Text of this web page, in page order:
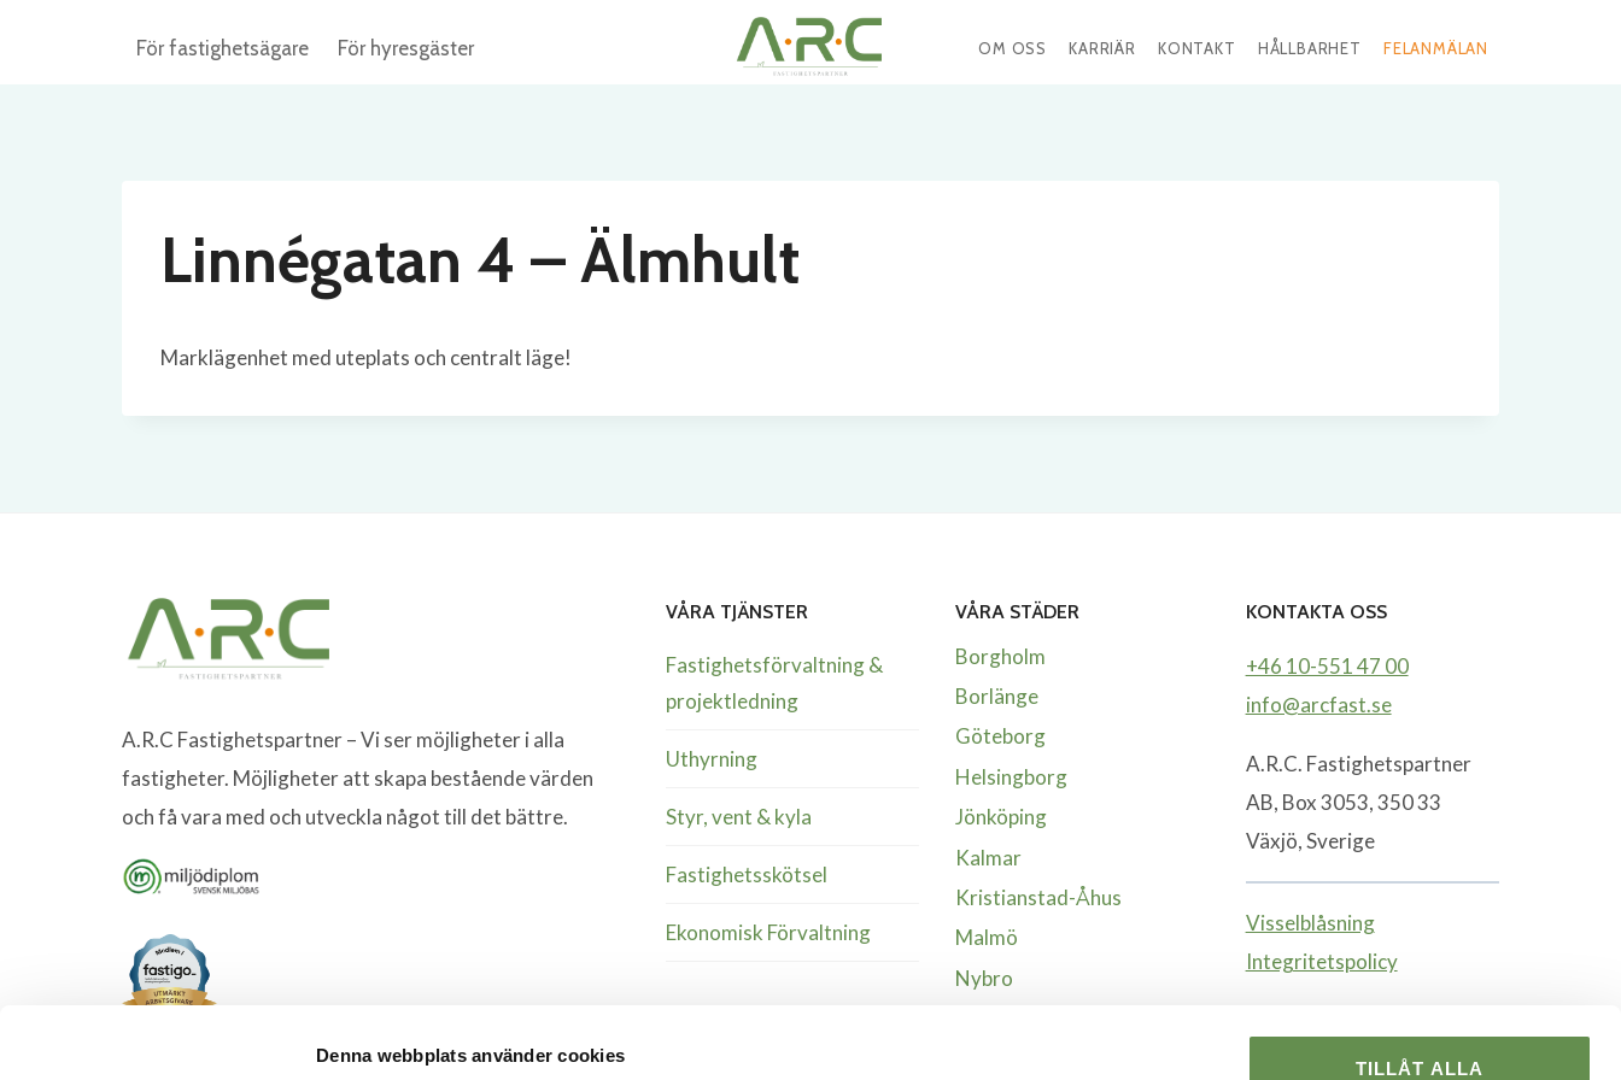
Denna webbplats använder cookies
TILLÅT ALLA
För fastighetsägare För hyresgäster OM OSS KARRIÄR KONTAKT HÅLLBARHET FELANMÄLAN
Linnégatan 4 – Älmhult
Marklägenhet med uteplats och centralt läge!
A.R.C Fastighetspartner – Vi ser möjligheter i alla
fastigheter. Möjligheter att skapa bestående värden
och få vara med och utveckla något till det bättre.
VÅRA TJÄNSTER
Fastighetsförvaltning &
projektledning
Uthyrning
Styr, vent & kyla
Fastighetsskötsel
Ekonomisk Förvaltning
VÅRA STÄDER
Borgholm
Borlänge
Göteborg
Helsingborg
Jönköping
Kalmar
Kristianstad-Åhus
Malmö
Nybro
KONTAKTA OSS
+46 10-551 47 00
info@arcfast.se
A.R.C. Fastighetspartner
AB, Box 3053, 350 33
Växjö, Sverige
Visselblåsning
Integritetspolicy